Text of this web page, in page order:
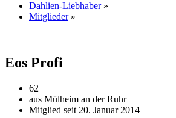
Dahlien-Liebhaber »
Mitglieder »
Eos Profi
62
aus Mülheim an der Ruhr
Mitglied seit 20. Januar 2014